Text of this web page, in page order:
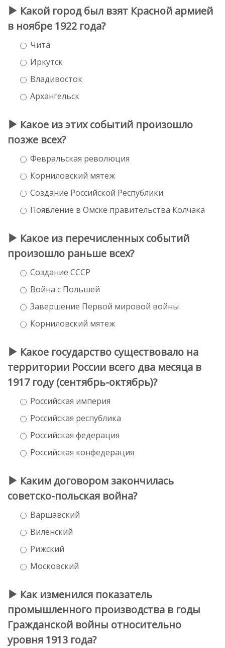
Какой город был взят Красной армией
в ноябре 1922 года?
Чита
Иркутск
Владивосток
Архангельск
Какое из этих событий произошло
позже всех?
Февральская революция
Корниловский мятеж
Создание Российской Республики
Появление в Омске правительства Колчака
Какое из перечисленных событий
произошло раньше всех?
Создание СССР
Война с Польшей
Завершение Первой мировой войны
Корниловский мятеж
Какое государство существовало на
территории России всего два месяца в
1917 году (сентябрь-октябрь)?
Российская империя
Российская республика
Российская федерация
Российская конфедерация
Каким договором закончилась
советско-польская война?
Варшавский
Виленский
Рижский
Московский
Как изменился показатель
промышленного производства в годы
Гражданской войны относительно
уровня 1913 года?